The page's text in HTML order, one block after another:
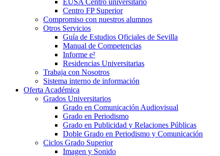
EUSA Centro universitario
Centro FP Superior
Compromiso con nuestros alumnos
Otros Servicios
Guía de Estudios Oficiales de Sevilla
Manual de Competencias
Informe e²
Residencias Universitarias
Trabaja con Nosotros
Sistema interno de información
Oferta Académica
Grados Universitarios
Grado en Comunicación Audiovisual
Grado en Periodismo
Grado en Publicidad y Relaciones Públicas
Doble Grado en Periodismo y Comunicación
Ciclos Grado Superior
Imagen y Sonido